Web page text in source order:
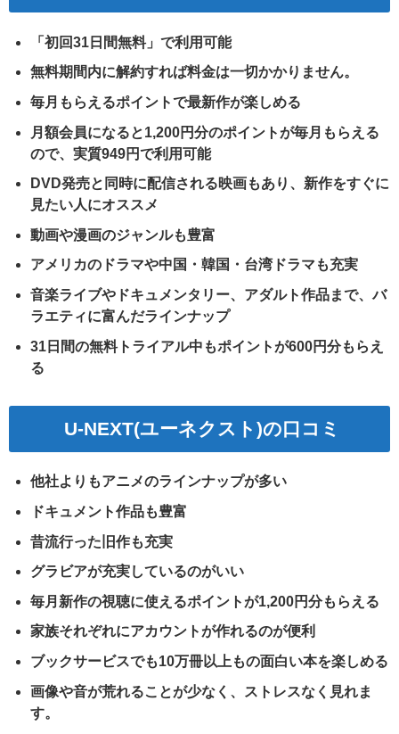
「初回31日間無料」で利用可能
無料期間内に解約すれば料金は一切かかりません。
毎月もらえるポイントで最新作が楽しめる
月額会員になると1,200円分のポイントが毎月もらえる
ので、実質949円で利用可能
DVD発売と同時に配信される映画もあり、新作をすぐに
見たい人にオススメ
動画や漫画のジャンルも豊富
アメリカのドラマや中国・韓国・台湾ドラマも充実
音楽ライブやドキュメンタリー、アダルト作品まで、バ
ラエティに富んだラインナップ
31日間の無料トライアル中もポイントが600円分もらえ
る
U-NEXT(ユーネクスト)の口コミ
他社よりもアニメのラインナップが多い
ドキュメント作品も豊富
昔流行った旧作も充実
グラビアが充実しているのがいい
毎月新作の視聴に使えるポイントが1,200円分もらえる
家族それぞれにアカウントが作れるのが便利
ブックサービスでも10万冊以上もの面白い本を楽しめる
画像や音が荒れることが少なく、ストレスなく見れま
す。